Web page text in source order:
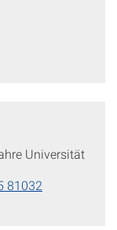
Universität
81032